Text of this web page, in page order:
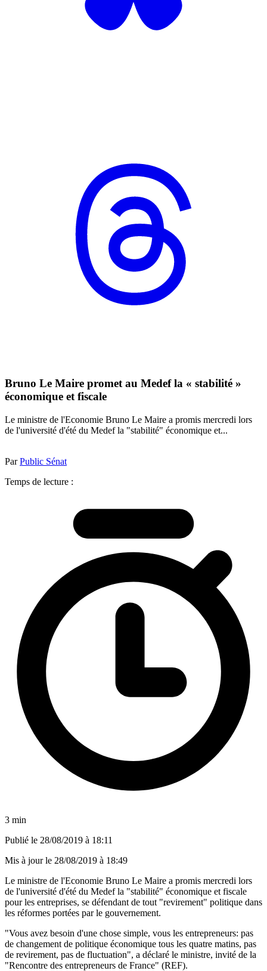
Bruno Le Maire promet au Medef la « stabilité »
économique et fiscale
Le ministre de l'Economie Bruno Le Maire a promis mercredi lors
de l'université d'été du Medef la "stabilité" économique et...
ParPublic Sénat
Temps de lecture :
3 min
Publié le 28/08/2019 à 18:11
Mis à jour le 28/08/2019 à 18:49
Le ministre de l'Economie Bruno Le Maire a promis mercredi lors
de l'université d'été du Medef la "stabilité" économique et fiscale
pour les entreprises, se défendant de tout "revirement" politique dans
les réformes portées par le gouvernement.
"Vous avez besoin d'une chose simple, vous les entrepreneurs: pas
de changement de politique économique tous les quatre matins, pas
de revirement, pas de fluctuation", a déclaré le ministre, invité de la
"Rencontre des entrepreneurs de France" (REF).